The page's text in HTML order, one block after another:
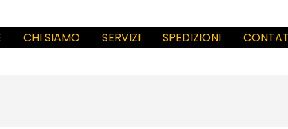
CHI SIAMO SERVIZI SPEDIZIONI